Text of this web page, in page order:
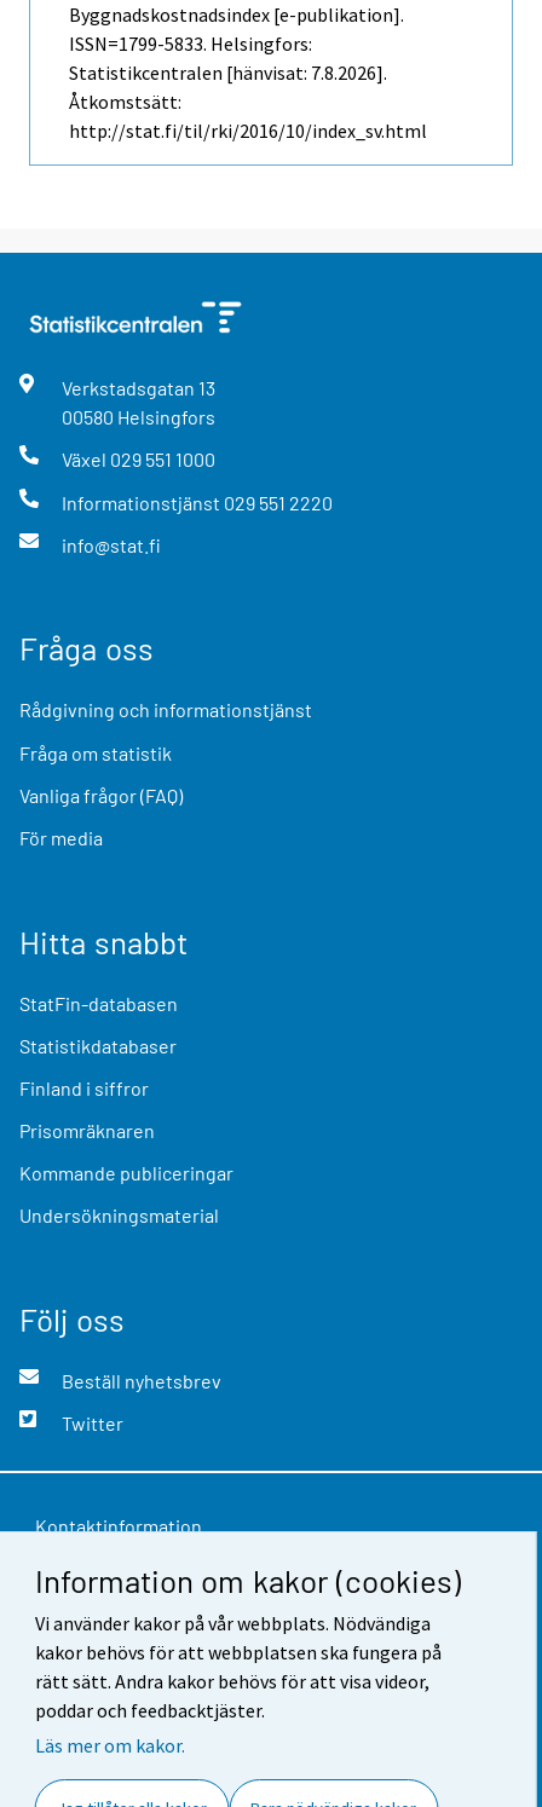
Information om kakor (cookies)
Vi använder kakor på vår webbplats. Nödvändiga
kakor behövs för att webbplatsen ska fungera på
rätt sätt. Andra kakor behövs för att visa videor,
poddar och feedbacktjäster.
Läs mer om kakor.
Byggnadskostnadsindex [e-publikation].
ISSN=1799-5833. Helsingfors:
Statistikcentralen [hänvisat: 7.8.2026].
Åtkomstsätt:
http://stat.fi/til/rki/2016/10/index_sv.html
Verkstadsgatan 13
00580 Helsingfors
Växel 029 551 1000
Informationstjänst 029 551 2220
info@stat.fi
Fråga oss
Rådgivning och informationstjänst
Fråga om statistik
Vanliga frågor (FAQ)
För media
Hitta snabbt
StatFin-databasen
Statistikdatabaser
Finland i siffror
Prisomräknaren
Kommande publiceringar
Undersökningsmaterial
Följ oss
Beställ nyhetsbrev
Twitter
Kontaktinformation
Respons
Användarvillkor
Dataskydd
Tillgänglighet